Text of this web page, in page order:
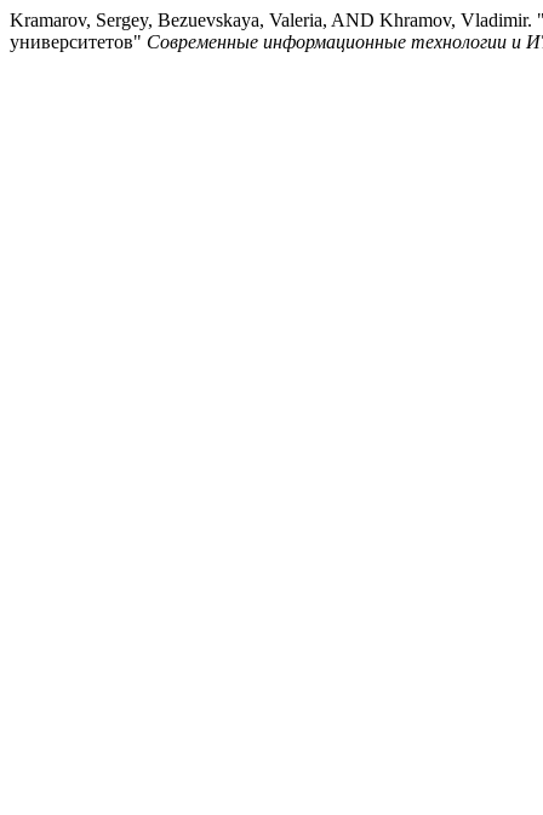
Kramarov, Sergey, Bezuevskaya, Valeria, AND Khramov,
университетов" Современные информационные технологии и